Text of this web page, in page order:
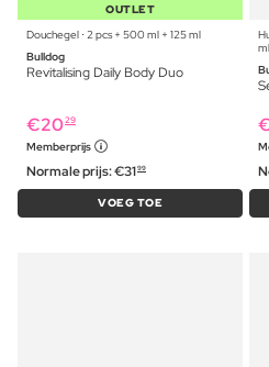
OUTLET
Douchegel ⋅ 2 pcs + 500 ml + 125 ml
Bulldog
Revitalising Daily Body Duo
€2029
Memberprijs
Normale prijs:€3199
VOEG TOE
ml